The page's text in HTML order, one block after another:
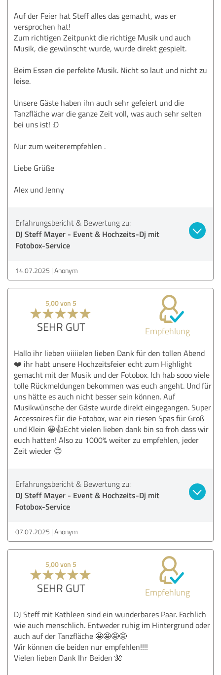
Auf der Feier hat Steff alles das gemacht, was er
versprochen hat!
Zum richtigen Zeitpunkt die richtige Musik und auch
Musik, die gewünscht wurde, wurde direkt gespielt.
Beim Essen die perfekte Musik. Nicht so laut und nicht zu
leise.
Unsere Gäste haben ihn auch sehr gefeiert und die
Tanzfläche war die ganze Zeit voll, was auch sehr selten
bei uns ist! :D
Nur zum weiterempfehlen .
Liebe Grüße
Alex und Jenny
Erfahrungsbericht & Bewertung zu:
DJ Steff Mayer - Event & Hochzeits-Dj mit
Fotobox-Service
14.07.2025 Anonym
5,00 von 5
SEHR GUT Empfehlung
Hallo ihr lieben viiiielen lieben Dank für den tollen Abend
❤️ ihr habt unsere Hochzeitsfeier echt zum Highlight
gemacht mit der Musik und der Fotobox. Ich hab sooo viele
tolle Rückmeldungen bekommen was euch angeht. Und für
uns hätte es auch nicht besser sein können. Auf
Musikwünsche der Gäste wurde direkt eingegangen. Super
Accessoires für die Fotobox, war ein riesen Spas für Groß
und Klein 😀👍Echt vielen lieben dank bin so froh dass wir
euch hatten! Also zu 1000% weiter zu empfehlen, jeder
Zeit wieder 😊
Erfahrungsbericht & Bewertung zu:
DJ Steff Mayer - Event & Hochzeits-Dj mit
Fotobox-Service
07.07.2025 Anonym
5,00 von 5
SEHR GUT Empfehlung
DJ Steff mit Kathleen sind ein wunderbares Paar. Fachlich
wie auch menschlich. Entweder ruhig im Hintergrund oder
auch auf der Tanzfläche 🤩🤩🤩🤩
Wir können die beiden nur empfehlen!!!!
Vielen lieben Dank Ihr Beiden 🌺